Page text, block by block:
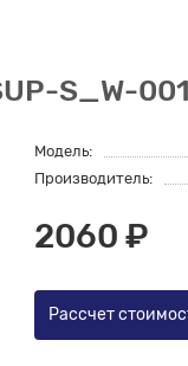
S_W-
Модель:
Производитель:
2060 ₽
Рассчет